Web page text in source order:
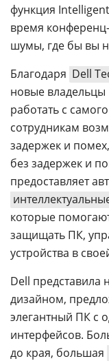
функция
время
шумы, где бы вы
Благодаря Dell
новые владельцы
работать с
сотрудникам
задержек и
без задержек и
предоставляет
которые
защищать ПК,
устройства в
Dell представила
дизайном,
элегантный ПК с
интерфейсов.
до края, большая